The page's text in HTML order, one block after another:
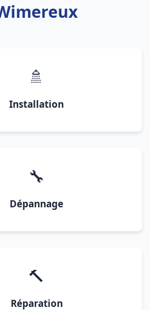
🚿
Installation
🔧
Dépannage
🔨
Réparation